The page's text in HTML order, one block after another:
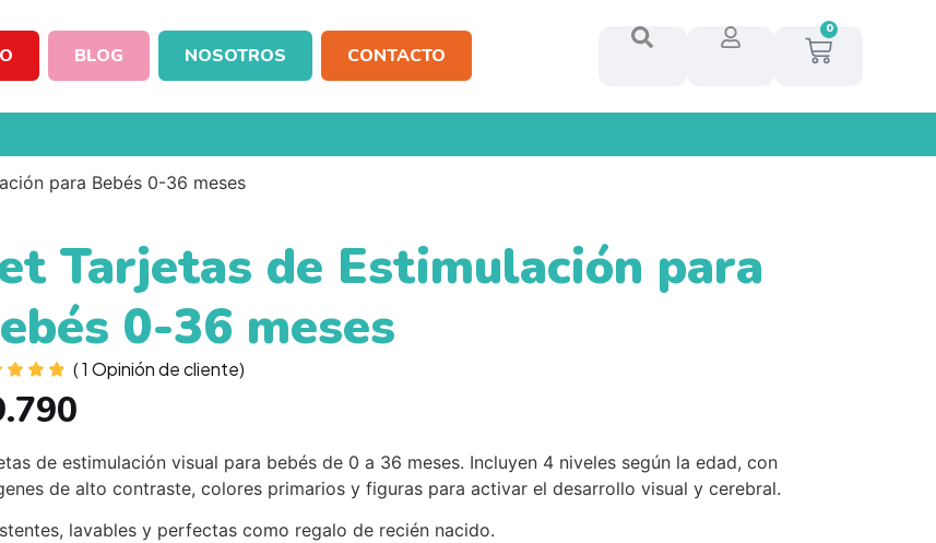
BLOG NOSOTROS CONTACTO
0
para Bebés 0-36 meses
Tarjetas de Estimulación para
0-36 meses
(1 Opinión de cliente)
de estimulación visual para bebés de 0 a 36 meses. Incluyen 4 niveles según la edad, con
de alto contraste, colores primarios y figuras para activar el desarrollo visual y cerebral.
lavables y perfectas como regalo de recién nacido.